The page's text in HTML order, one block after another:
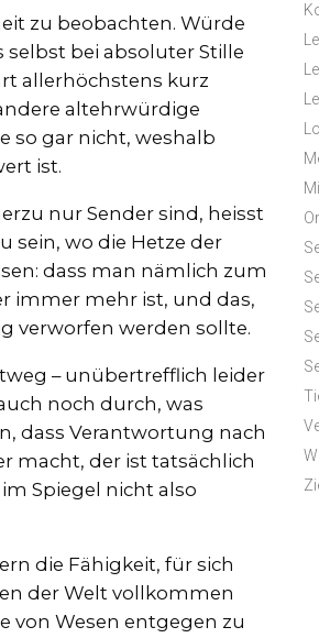
zu beobachten. Würde
bei absoluter Stille
allerhöchstens kurz
altehrwürdige
so gar nicht, weshalb
ist.
nur Sender sind, heisst
sein, wo die Hetze der
dass man nämlich zum
immer mehr ist, und das,
verworfen werden sollte.
– unübertrefflich leider
noch durch, was
dass Verantwortung nach
macht, der ist tatsächlich
Spiegel nicht also
die Fähigkeit, für sich
der Welt vollkommen
von Wesen entgegen zu